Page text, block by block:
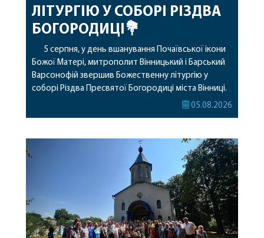
ЛІТУРГІЮ У СОБОРІ РІЗДВА
БОГОРОДИЦІ💐
5 серпня, у день вшанування Почаївської ікони
Божої Матері, митрополит Вінницький і Барський
Варсонофій звершив Божественну літургію у
соборі Різдва Пресвятої Богородиці міста Вінниці.
Його Високопреосвященству співслужили
священному сані. Під час богослужіння підносилися
особливі молитви за мир в Україні, за воїнів, які
05.08.2026